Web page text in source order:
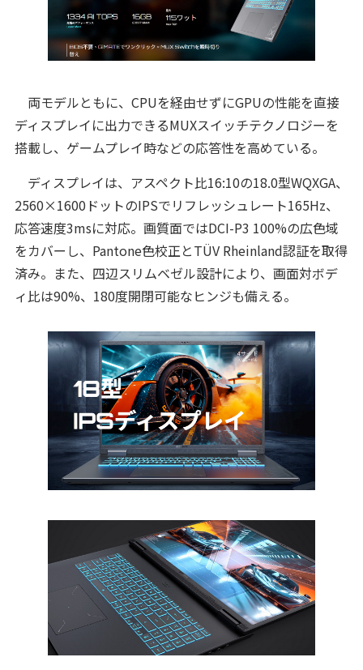
両モデルともに、CPUを経由せずにGPUの性能を直接
ディスプレイに出力できるMUXスイッチテクノロジーを
搭載し、ゲームプレイ時などの応答性を高めている。
ディスプレイは、アスペクト比16:10の18.0型WQXGA、
2560×1600ドットのIPSでリフレッシュレート165Hz、
応答速度3msに対応。画質面ではDCI-P3 100%の広色域
をカバーし、Pantone色校正とTÜV Rheinland認証を取得
済み。また、四辺スリムベゼル設計により、画面対ボデ
ィ比は90%、180度開閉可能なヒンジも備える。